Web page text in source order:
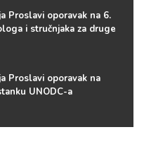
Proslavi oporavak na 6.
i stručnjaka za druge
Proslavi oporavak na
UNODC-a